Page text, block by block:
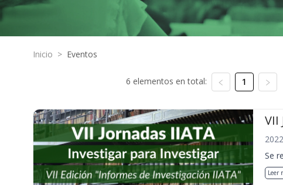
Inicio > Eventos
6 elementos en total: 1
VII
Se
Leer